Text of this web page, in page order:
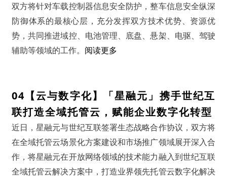
双方将针对车载控制器信息安全防护，整车信息安全纵深
防御体系的最核心层，充分发挥双方技术优势、资源优
势，共同推进域控、电池管理、底盘、悬架、电驱、驾驶
辅助等领域的工作。 阅读更多
04【云与数字化】「星融元」携手世纪互
联打造全域托管云，赋能企业数字化转型
近日，星融元与世纪互联签署生态战略合作协议，双方将
在全域托管云场景化方案建设和市场推广领域展开深入合
作，将星融元在开放网络领域的技术能力融入到世纪互联
全域托管云解决方案中，打造业界领先托管云数字化解决